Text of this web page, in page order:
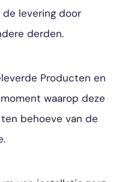
levering door
derden.
Producten en
waarop deze
behoeve van de